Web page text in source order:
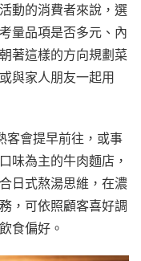
動的消費者來說，選
量品項是否多元、內
著這樣的方向規劃菜
與家人朋友一起用
客會提早前往，或事
味為主的牛肉麵店，
日式熬湯思維，在濃
，可依照顧客喜好調
食偏好。